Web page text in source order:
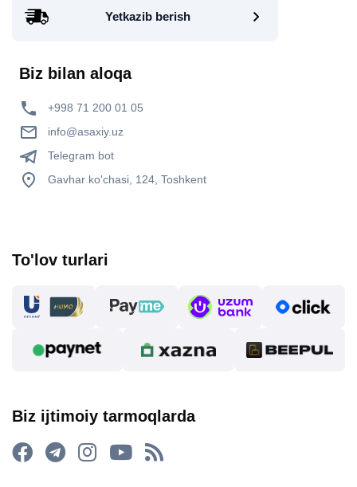
Yetkazib berish
Biz bilan aloqa
+998 71 200 01 05
info@asaxiy.uz
Telegram bot
Gavhar ko'chasi, 124, Toshkent
To'lov turlari
Biz ijtimoiy tarmoqlarda